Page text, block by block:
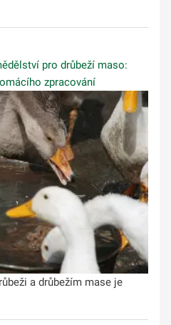
pro drůbeží maso:
zpracování
a drůbežím mase je